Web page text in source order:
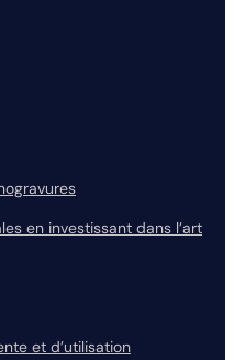
en investissant dans l’art
et d’utilisation